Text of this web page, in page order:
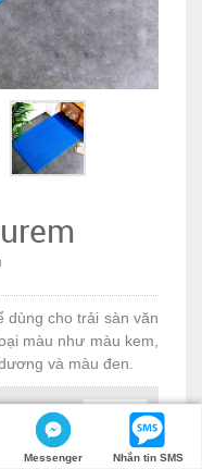
dùng cho trải sàn văn
màu như màu kem,
và màu đen.
Số lượng:
Messenger Nhắn tin SMS